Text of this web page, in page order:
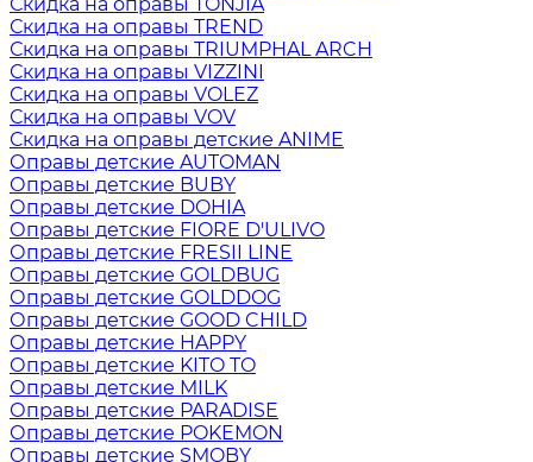
Скидка на оправы TREND
Скидка на оправы TRIUMPHAL ARCH
Скидка на оправы VIZZINI
Скидка на оправы VOLEZ
Скидка на оправы VOV
Скидка на оправы детские ANIME
Оправы детские AUTOMAN
Оправы детские BUBY
Оправы детские DOHIA
Оправы детские FIORE D'ULIVO
Оправы детские FRESII LINE
Оправы детские GOLDBUG
Оправы детские GOLDDOG
Оправы детские GOOD CHILD
Оправы детские HAPPY
Оправы детские KITO TO
Оправы детские MILK
Оправы детские PARADISE
Оправы детские POKEMON
Оправы детские SMOBY